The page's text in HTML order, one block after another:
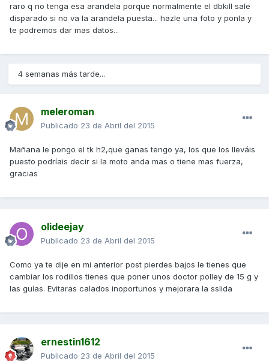
raro q no tenga esa arandela porque normalmente el dbkill sale
disparado si no va la arandela puesta... hazle una foto y ponla y
te podremos dar mas datos...
4 semanas más tarde...
meleroman
Publicado 23 de Abril del 2015
Mañana le pongo el tk h2,que ganas tengo ya, los que los lleváis
puesto podríais decir si la moto anda mas o tiene mas fuerza,
gracias
olideejay
Publicado 23 de Abril del 2015
Como ya te dije en mi anterior post pierdes bajos le tienes que
cambiar los rodillos tienes que poner unos doctor polley de 15 g y
las guías. Evitaras calados inoportunos y mejorara la sslida
ernestin1612
Publicado 23 de Abril del 2015